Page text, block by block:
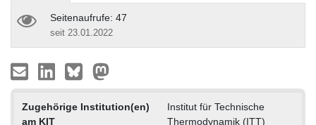
Seitenaufrufe: 47
seit 23.01.2022
Zugehörige Institution(en)
am KIT
Institut für Technische
Thermodynamik (ITT)